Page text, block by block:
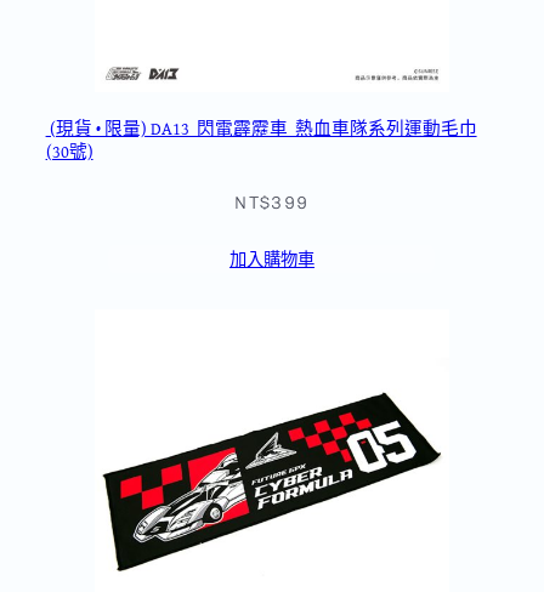
(現貨 • 限量) DA13_閃電霹靂車_熱血車隊系列運動毛巾
(30號)
NT$399
加入購物車